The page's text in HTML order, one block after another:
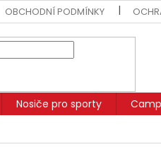
OBCHODNÍ PODMÍNKY
Nosiče pro sporty